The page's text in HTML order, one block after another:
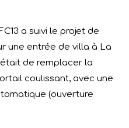
a suivi le projet de
une entrée de villa à La
de remplacer la
coulissant, avec une
(ouverture